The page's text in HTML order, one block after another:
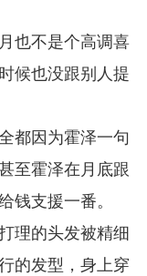
也不是个高调喜
候也没跟别人提
都因为霍泽一句
至霍泽在月底跟
钱支援一番。
理的头发被精细
的发型，身上穿